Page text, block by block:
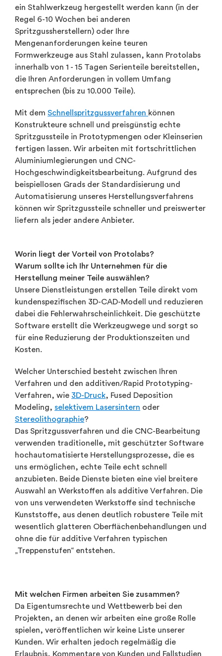
ein Stahlwerkzeug hergestellt werden kann (in der
Regel 6-10 Wochen bei anderen
Spritzgussherstellern) oder Ihre
Mengenanforderungen keine teuren
Formwerkzeuge aus Stahl zulassen, kann Protolabs
innerhalb von 1 - 15 Tagen Serienteile bereitstellen,
die Ihren Anforderungen in vollem Umfang
entsprechen (bis zu 10.000 Teile).
Mit dem Schnellspritzgussverfahren können
Konstrukteure schnell und preisgünstig echte
Spritzgussteile in Prototypmengen oder Kleinserien
fertigen lassen. Wir arbeiten mit fortschrittlichen
Aluminiumlegierungen und CNC-
Hochgeschwindigkeitsbearbeitung. Aufgrund des
beispiellosen Grads der Standardisierung und
Automatisierung unseres Herstellungsverfahrens
können wir Spritzgussteile schneller und preiswerter
liefern als jeder andere Anbieter.
Worin liegt der Vorteil von Protolabs?
Warum sollte ich Ihr Unternehmen für die
Herstellung meiner Teile auswählen?
Unsere Dienstleistungen erstellen Teile direkt vom
kundenspezifischen 3D-CAD-Modell und reduzieren
dabei die Fehlerwahrscheinlichkeit. Die geschützte
Software erstellt die Werkzeugwege und sorgt so
für eine Reduzierung der Produktionszeiten und
Kosten.
Welcher Unterschied besteht zwischen Ihren
Verfahren und den additiven/Rapid Prototyping-
Verfahren, wie 3D-Druck, Fused Deposition
Modeling, selektivem Lasersintern oder
Stereolithographie?
Das Spritzgussverfahren und die CNC-Bearbeitung
verwenden traditionelle, mit geschützter Software
hochautomatisierte Herstellungsprozesse, die es
uns ermöglichen, echte Teile echt schnell
anzubieten. Beide Dienste bieten eine viel breitere
Auswahl an Werkstoffen als additive Verfahren. Die
von uns verwendeten Werkstoffe sind technische
Kunststoffe, aus denen deutlich robustere Teile mit
wesentlich glatteren Oberflächenbehandlungen und
ohne die für additive Verfahren typischen
„Treppenstufen“ entstehen.
Mit welchen Firmen arbeiten Sie zusammen?
Da Eigentumsrechte und Wettbewerb bei den
Projekten, an denen wir arbeiten eine große Rolle
spielen, veröffentlichen wir keine Liste unserer
Kunden. Wir erhalten jedoch regelmäßig die
Erlaubnis, Kommentare von Kunden und Fallstudien